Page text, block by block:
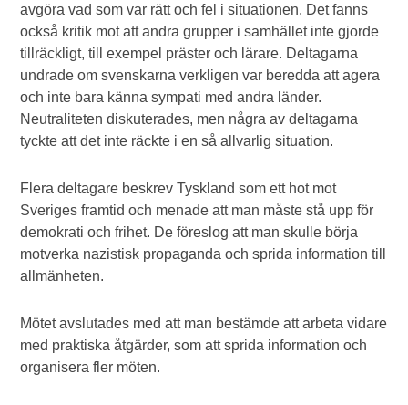
avgöra vad som var rätt och fel i situationen. Det fanns
också kritik mot att andra grupper i samhället inte gjorde
tillräckligt, till exempel präster och lärare. Deltagarna
undrade om svenskarna verkligen var beredda att agera
och inte bara känna sympati med andra länder.
Neutraliteten diskuterades, men några av deltagarna
tyckte att det inte räckte i en så allvarlig situation.
Flera deltagare beskrev Tyskland som ett hot mot
Sveriges framtid och menade att man måste stå upp för
demokrati och frihet. De föreslog att man skulle börja
motverka nazistisk propaganda och sprida information till
allmänheten.
Mötet avslutades med att man bestämde att arbeta vidare
med praktiska åtgärder, som att sprida information och
organisera fler möten.